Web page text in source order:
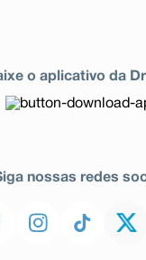
o aplicativo da
nossas redes